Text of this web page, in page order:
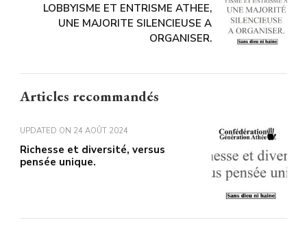
LOBBYISME ET ENTRISME ATHEE,
UNE MAJORITE SILENCIEUSE A
ORGANISER.
Articles recommandés
UPDATED ON 24 AOÛT 2024
Richesse et diversité, versus
pensée unique.